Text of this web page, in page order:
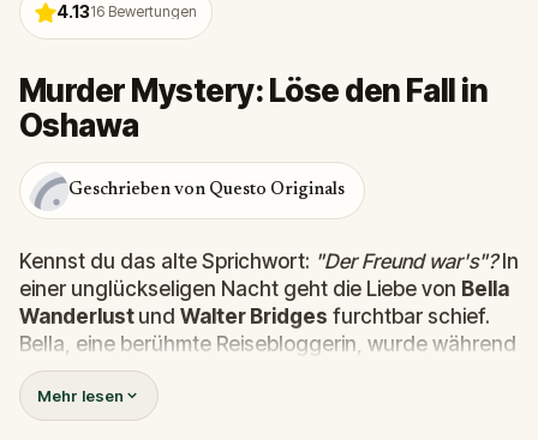
4.1316 Bewertungen
Murder Mystery: Löse den Fall in
Oshawa
Geschrieben von Questo Originals
Kennst du das alte Sprichwort: "Der Freund war's"?In
einer unglückseligen Nacht geht die Liebe von Bella
Wanderlust und Walter Bridges furchtbar schief.
Bella, eine berühmte Reisebloggerin, wurde während
einer Geistertour, die von dem theatralischen
Shadowsgeleitet wurde,
liegt es an dir, die Wahrheit herauszufinden.
Mehr lesen